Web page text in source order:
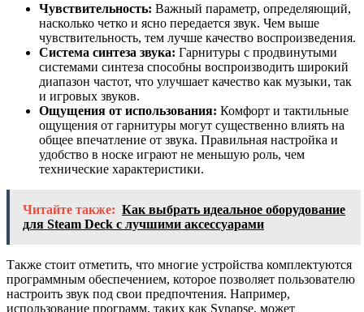
Чувствительность: Важный параметр, определяющий,
насколько четко и ясно передается звук. Чем выше
чувствительность, тем лучше качество воспроизведения.
Система синтеза звука: Гарнитуры с продвинутыми
системами синтеза способны воспроизводить широкий
диапазон частот, что улучшает качество как музыки, так
и игровых звуков.
Ощущения от использования: Комфорт и тактильные
ощущения от гарнитуры могут существенно влиять на
общее впечатление от звука. Правильная настройка и
удобство в носке играют не меньшую роль, чем
технические характеристики.
Читайте также: Как выбрать идеальное оборудование
для Steam Deck с лучшими аксессуарами
Также стоит отметить, что многие устройства комплектуются
программным обеспечением, которое позволяет пользователю
настроить звук под свои предпочтения. Например,
использование программ, таких как Synapse, может